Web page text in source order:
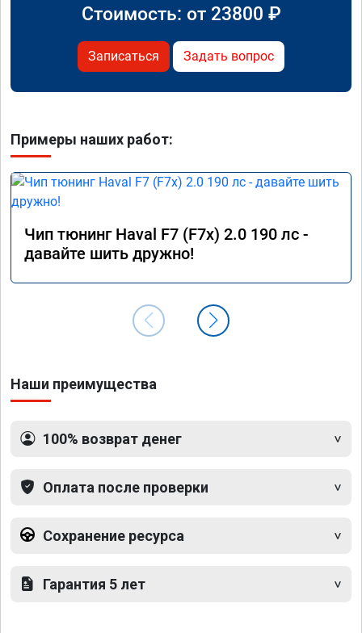
Стоимость: от 23800 ₽
Записаться Задать вопрос
Примеры наших работ:
Чип тюнинг Haval F7 (F7x) 2.0 190 лс -
давайте шить дружно!
Наши преимущества
100% возврат денег
Оплата после проверки
Сохранение ресурса
Гарантия 5 лет